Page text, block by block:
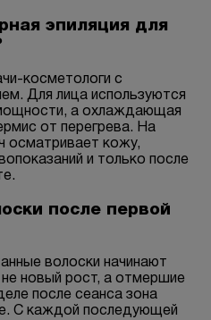
эпиляция для
косметологи с
Для лица используются
а охлаждающая
от перегрева. На
осматривает кожу,
и только после
после первой
волоски начинают
новый рост, а отмершие
после сеанса зона
С каждой последующей